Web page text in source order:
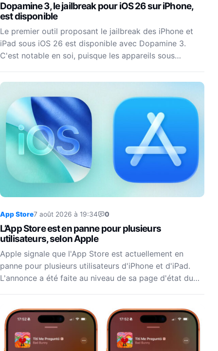
Dopamine 3, le jailbreak pour iOS 26 sur iPhone,
est disponible
Le premier outil proposant le jailbreak des iPhone et
iPad sous iOS 26 est disponible avec Dopamine 3.
C'est notable en soi, puisque les appareils sous…
App Store7 août 2026 à 19:34 0
L’App Store est en panne pour plusieurs
utilisateurs, selon Apple
Apple signale que l'App Store est actuellement en
panne pour plusieurs utilisateurs d'iPhone et d'iPad.
L'annonce a été faite au niveau de sa page d'état du…